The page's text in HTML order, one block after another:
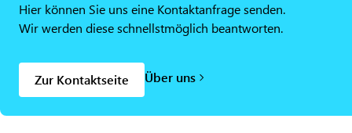
Hier können Sie uns eine Kontaktanfrage senden.
Wir werden diese schnellstmöglich beantworten.
Zur Kontaktseite Über uns